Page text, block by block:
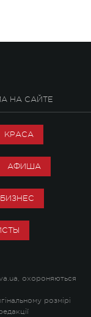
НА САЙТЕ
КРАСА
АФИША
БИЗНЕС
охороняються
розмірі